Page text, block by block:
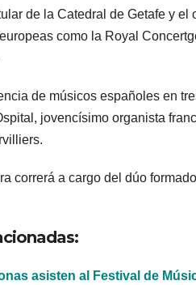
de la Catedral de Getafe y
como la Royal
de músicos españoles en
jovencísimo organista
correrá a cargo del dúo
asisten al Festival de